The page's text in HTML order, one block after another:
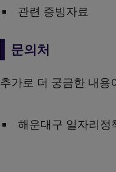
관련 증빙자료
문의처
추가로 더 궁금한 내용
해운대구 일자리